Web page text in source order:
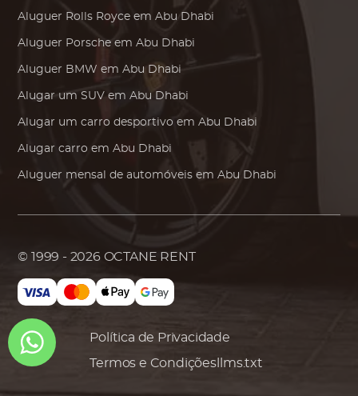
Aluguer Rolls Royce em Abu Dhabi
Aluguer Porsche em Abu Dhabi
Aluguer BMW em Abu Dhabi
Alugar um SUV em Abu Dhabi
Alugar um carro desportivo em Abu Dhabi
Alugar carro em Abu Dhabi
Aluguer mensal de automóveis em Abu Dhabi
© 1999 - 2026 OCTANE RENT
Política de Privacidade
Termos e Condições llms.txt